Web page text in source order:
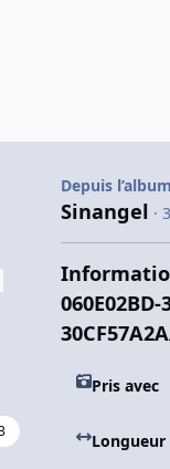
Depuis
Sinangel ·
060E02BD-
Pris avec
Longueur